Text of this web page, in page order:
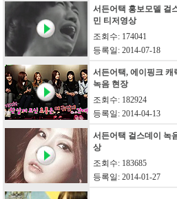
서든어택 홍보모델 걸
민 티저영상
조회수: 174041
등록일: 2014-07-18
서든어택, 에이핑크 캐
녹음 현장
조회수: 182924
등록일: 2014-04-13
서든어택 걸스데이 녹
상
조회수: 183685
등록일: 2014-01-27